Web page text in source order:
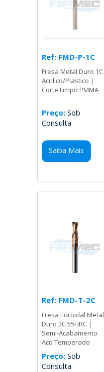
Ref: FMD-P-1C
Fresa Metal Duro 1C
Acrilico/Plastico |
Corte Limpo PMMA
Preço: Sob
Consulta
Saiba Mais
Ref: FMD-T-2C
Fresa Toroidal Metal
Duro 2C 55HRC |
Semi-Acabamento
Aco Temperado
Preço: Sob
Consulta